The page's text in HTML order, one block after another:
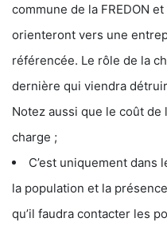
commune de la FREDON
orienteront vers une
référencée. Le rôle de la
dernière qui viendra
Notez aussi que le coût
charge ;
C’est uniquement dans
la population et la
qu’il faudra contacter les